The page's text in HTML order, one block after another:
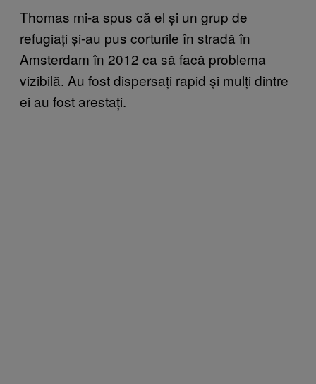
Thomas mi-a spus că el și un grup de
refugiați și-au pus corturile în stradă în
Amsterdam în 2012 ca să facă problema
vizibilă. Au fost dispersați rapid și mulți dintre
ei au fost arestați.